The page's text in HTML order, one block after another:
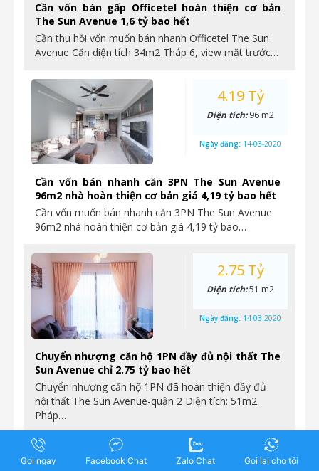
Cần vốn bán gấp Officetel hoàn thiện cơ bản
The Sun Avenue 1,6 tỷ bao hết
Cần thu hồi vốn muốn bán nhanh Officetel The Sun
Avenue Căn diện tích 34m2 Tháp 6, view mặt trước…
Cần vốn bán nhanh căn 3PN The Sun Avenue
96m2 nhà hoàn thiện cơ bản giá 4,19 tỷ bao hết
Cần vốn muốn bán nhanh căn 3PN The Sun Avenue
96m2 nhà hoàn thiện cơ bản giá 4,19 tỷ bao…
4.19 Tỷ
Diện tích:96 m2
Ngày đăng: 14-03-2020
Chuyển nhượng căn hộ 1PN đầy đủ nội thất The
Sun Avenue chỉ 2.75 tỷ bao hết
Chuyển nhượng căn hộ 1PN đã hoàn thiện đầy đủ
nội thất The Sun Avenue-quận 2 Diện tích: 51m2
Pháp…
2.75 Tỷ
Diện tích:51 m2
Ngày đăng: 14-03-2020
4.7 Tỷ
Gọi ngay Facebook Chat Zalo Chat Gọi lại cho tôi